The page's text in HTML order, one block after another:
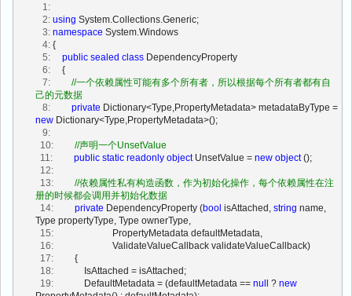
   1:
   2:
using System.Collections.Generic;
   3:
namespace System.Windows
   4:
{
   5:
public sealed class DependencyProperty
   6:
     {
   7:
//一个依赖属性可能有多个所有者，所以根据每个所有者都有自
己的元数据
   8:
private
new Dictionary<Type,PropertyMetadata>();
   9:
  10:
//声明一个UnsetValue
  11:
public static readonly object UnsetValue = new object ();
  12:
  13:
//依赖属性私有构造函数，作为初始化操作，每个依赖属性在注
册的时候都会调用并初始化数据
  14:
private DependencyProperty (bool isAttached, string name,
Type propertyType, Type ownerType,
  15:
                         PropertyMetadata defaultMetadata,
  16:
                         ValidateValueCallback validateValueCallback)
  17:
         {
  18:
             IsAttached = isAttached;
  19:
             DefaultMetadata = (defaultMetadata ==
null ? new